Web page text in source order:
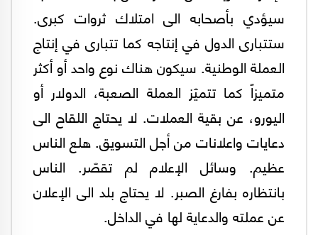
سيؤدي بأصحابه الى امتلاك ثروات كبرى.
ستتبارى الدول في إنتاجه كما تتبارى في إنتاج
العملة الوطنية. سيكون هناك نوع واحد أو أكثر
متميزاً كما تتميّز العملة الصعبة، الدولار أو
اليورو، عن بقية العملات. لا يحتاج اللقاح الى
دعايات واعلانات من أجل التسويق. هلع الناس
عظيم. وسائل الإعلام لم تقصّر. الناس
بانتظاره بفارغ الصبر. لا يحتاج بلد الى الإعلان
عن عملته والدعاية لها في الداخل.